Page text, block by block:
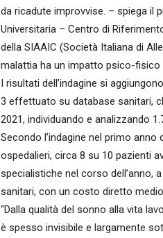
da ricadute improvvise. – spiega il
Universitaria – Centro di
della SIAAIC (Società Italiana di
malattia ha un impatto psico-fisico
I risultati dell’indagine si
3 effettuato su database sanitari,
2021, individuando e analizzando
Secondo l’indagine nel primo
ospedalieri, circa 8 su 10 pazienti
specialistiche nel corso dell’anno,
sanitari, con un costo diretto
“Dalla qualità del sonno alla vita
è spesso invisibile e largamente